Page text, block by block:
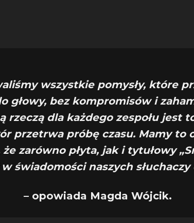
wszystkie pomysły, które
głowy, bez kompromisów i
rzeczą dla każdego zespołu jest
przetrwa próbę czasu. Mamy to
że zarówno płyta, jak i tytułowy
świadomości naszych słuchaczy
– opowiada Magda Wójcik.